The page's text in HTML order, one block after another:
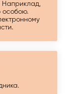
Наприклад,
особою.